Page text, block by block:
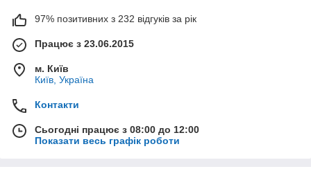
97% позитивних з 232 відгуків за рік
Працює з 23.06.2015
м. Київ
Київ, Україна
Контакти
Сьогодні працює з 08:00 до 12:00
Показати весь графік роботи